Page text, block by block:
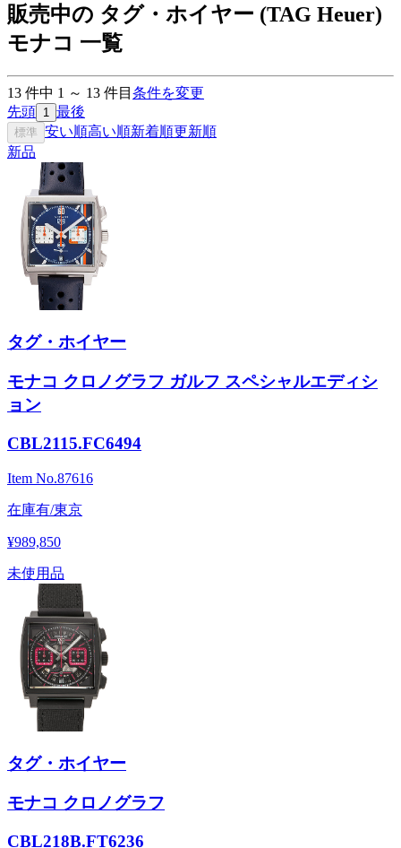
販売中の タグ・ホイヤー (TAG Heuer)
モナコ 一覧
13 件中 1 ～ 13 件目 条件を変更
先頭 1 最後
標準 安い順高い順新着順更新順
新品
タグ・ホイヤー
モナコ クロノグラフ ガルフ スペシャルエディシ
ョン
CBL2115.FC6494
Item No.87616
在庫有/東京
¥989,850
未使用品
タグ・ホイヤー
モナコ クロノグラフ
CBL218B.FT6236